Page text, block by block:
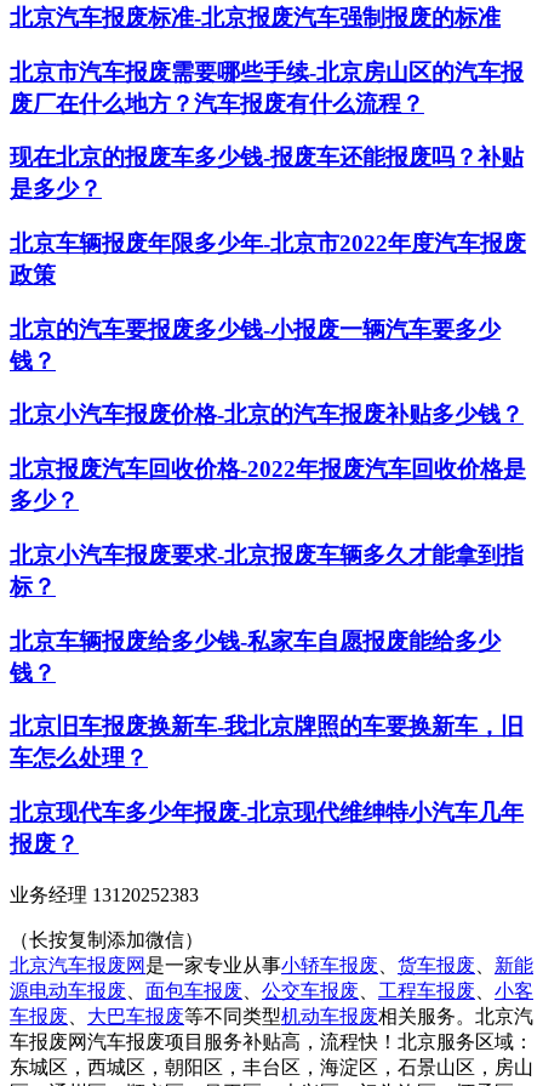
北京汽车报废标准-北京报废汽车强制报废的标准
北京市汽车报废需要哪些手续-北京房山区的汽车报
废厂在什么地方？汽车报废有什么流程？
现在北京的报废车多少钱-报废车还能报废吗？补贴
是多少？
北京车辆报废年限多少年-北京市2022年度汽车报废
政策
北京的汽车要报废多少钱-小报废一辆汽车要多少
钱？
北京小汽车报废价格-北京的汽车报废补贴多少钱？
北京报废汽车回收价格-2022年报废汽车回收价格是
多少？
北京小汽车报废要求-北京报废车辆多久才能拿到指
标？
北京车辆报废给多少钱-私家车自愿报废能给多少
钱？
北京旧车报废换新车-我北京牌照的车要换新车，旧
车怎么处理？
北京现代车多少年报废-北京现代维绅特小汽车几年
报废？
业务经理 13120252383
（长按复制添加微信）
北京汽车报废网 是一家专业从事小轿车报废 货车报废
新能
源电动车报废
面包车报废 公交车报废 工程车报废
小客
车报废
大巴车报废等不同类型机动车报废相关服务。北京汽
车报废网汽车报废项目服务补贴高，流程快！北京服务区域：
东城区，西城区，朝阳区，丰台区，海淀区，石景山区，房山